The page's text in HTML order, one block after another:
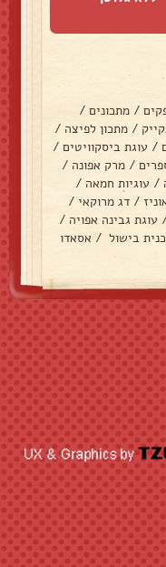
/ מתכונים /
/ מתכון לפיצה /
/ עוגת ביסקוויטים /
/ מרק אפונה /
/ עוגיות חמאה /
/ דג מרוקאי /
עוגת גבינה אפויה /
בישול / אסאדו